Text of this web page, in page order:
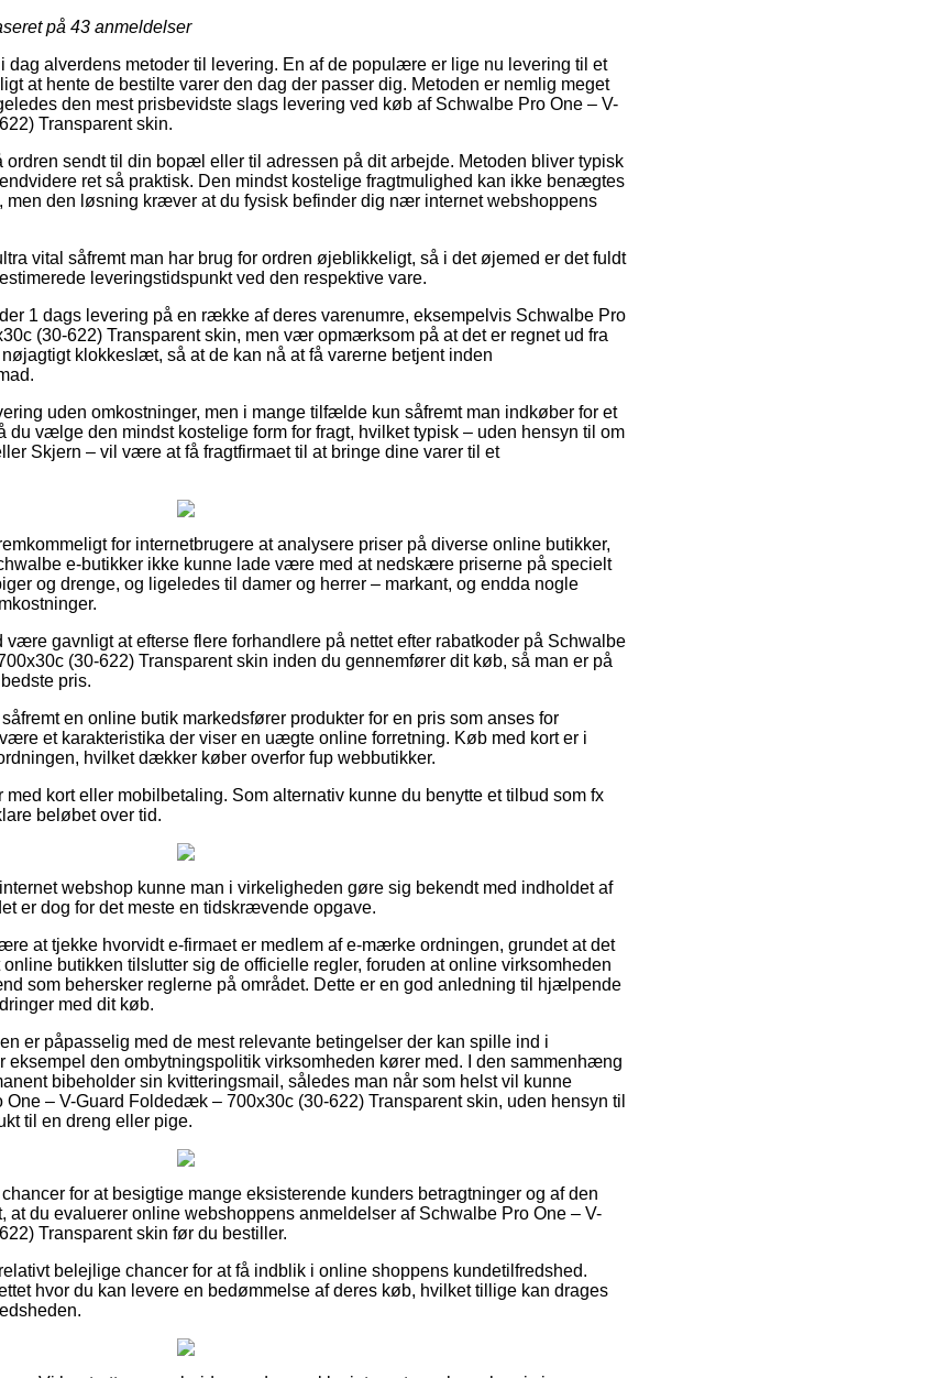
på 43 anmeldelser
dag alverdens metoder til levering. En af de populære er lige nu levering til et
at hente de bestilte varer den dag der passer dig. Metoden er nemlig meget
den mest prisbevidste slags levering ved køb af Schwalbe Pro One – V-
Transparent skin.
sendt til din bopæl eller til adressen på dit arbejde. Metoden bliver typisk
ret så praktisk. Den mindst kostelige fragtmulighed kan ikke benægtes
men den løsning kræver at du fysisk befinder dig nær internet webshoppens
vital såfremt man har brug for ordren øjeblikkeligt, så i det øjemed er det fuldt
leveringstidspunkt ved den respektive vare.
1 dags levering på en række af deres varenumre, eksempelvis Schwalbe Pro
(30-622) Transparent skin, men vær opmærksom på at det er regnet ud fra
klokkeslæt, så at de kan nå at få varerne betjent inden
uden omkostninger, men i mange tilfælde kun såfremt man indkøber for et
du vælge den mindst kostelige form for fragt, hvilket typisk – uden hensyn til om
Skjern – vil være at få fragtfirmaet til at bringe dine varer til et
for internetbrugere at analysere priser på diverse online butikker,
e-butikker ikke kunne lade være med at nedskære priserne på specielt
og drenge, og ligeledes til damer og herrer – markant, og endda nogle
gavnligt at efterse flere forhandlere på nettet efter rabatkoder på Schwalbe
(30-622) Transparent skin inden du gennemfører dit køb, så man er på
pris.
en online butik markedsfører produkter for en pris som anses for
et karakteristika der viser en uægte online forretning. Køb med kort er i
hvilket dækker køber overfor fup webbutikker.
kort eller mobilbetaling. Som alternativ kunne du benytte et tilbud som fx
beløbet over tid.
webshop kunne man i virkeligheden gøre sig bekendt med indholdet af
er dog for det meste en tidskrævende opgave.
at tjekke hvorvidt e-firmaet er medlem af e-mærke ordningen, grundet at det
butikken tilslutter sig de officielle regler, foruden at online virksomheden
som behersker reglerne på området. Dette er en god anledning til hjælpende
med dit køb.
er påpasselig med de mest relevante betingelser der kan spille ind i
eksempel den ombytningspolitik virksomheden kører med. I den sammenhæng
bibeholder sin kvitteringsmail, således man når som helst vil kunne
– V-Guard Foldedæk – 700x30c (30-622) Transparent skin, uden hensyn til
til en dreng eller pige.
for at besigtige mange eksisterende kunders betragtninger og af den
du evaluerer online webshoppens anmeldelser af Schwalbe Pro One – V-
Transparent skin før du bestiller.
belejlige chancer for at få indblik i online shoppens kundetilfredshed.
hvor du kan levere en bedømmelse af deres køb, hvilket tillige kan drages